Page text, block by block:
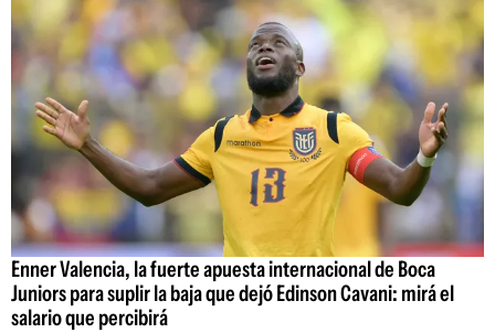
Enner Valencia, la fuerte apuesta internacional de Boca
Juniors para suplir la baja que dejó Edinson Cavani: mirá el
salario que percibirá